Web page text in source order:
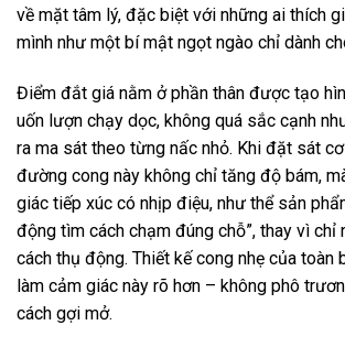
về mặt tâm lý, đặc biệt với những ai thích
mình như một bí mật ngọt ngào chỉ dành
Điểm đắt giá nằm ở phần thân được tạo
uốn lượn chạy dọc, không quá sắc cạnh
ra ma sát theo từng nấc nhỏ. Khi đặt sát
đường cong này không chỉ tăng độ bám,
giác tiếp xúc có nhịp điệu, như thể sản
động tìm cách chạm đúng chỗ”, thay vì chỉ
cách thụ động. Thiết kế cong nhẹ của toàn
làm cảm giác này rõ hơn – không phô
cách gợi mở.